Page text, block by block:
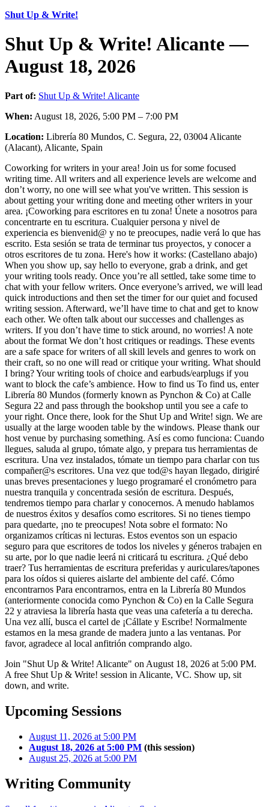
Shut Up & Write!
Shut Up & Write! Alicante —
August 18, 2026
Part of: Shut Up & Write! Alicante
When: August 18, 2026, 5:00 PM – 7:00 PM
Location: Librería 80 Mundos, C. Segura, 22, 03004 Alicante
(Alacant), Alicante, Spain
Coworking for writers in your area! Join us for some focused
writing time. All writers and all experience levels are welcome and
don’t worry, no one will see what you've written. This session is
about getting your writing done and meeting other writers in your
area. ¡Coworking para escritores en tu zona! Únete a nosotros para
concentrarte en tu escritura. Cualquier persona y nivel de
experiencia es bienvenid@ y no te preocupes, nadie verá lo que has
escrito. Esta sesión se trata de terminar tus proyectos, y conocer a
otros escritores de tu zona. Here's how it works: (Castellano abajo)
When you show up, say hello to everyone, grab a drink, and get
your writing tools ready. Once you’re all settled, take some time to
chat with your fellow writers. Once everyone’s arrived, we will lead
quick introductions and then set the timer for our quiet and focused
writing session. Afterward, we’ll have time to chat and get to know
each other. We often talk about our successes and challenges as
writers. If you don’t have time to stick around, no worries! A note
about the format We don’t host critiques or readings. These events
are a safe space for writers of all skill levels and genres to work on
their craft, so no one will read or critique your writing. What should
I bring? Your writing tools of choice and earbuds/earplugs if you
want to block the cafe’s ambience. How to find us To find us, enter
Librería 80 Mundos (formerly known as Pynchon & Co) at Calle
Segura 22 and pass through the bookshop until you see a cafe to
your right. Once there, look for the Shut Up and Write! sign. We are
usually at the large wooden table by the windows. Please thank our
host venue by purchasing something. Así es como funciona: Cuando
llegues, saluda al grupo, tómate algo, y prepara tus herramientas de
escritura. Una vez instalados, tómate un tiempo para charlar con tus
compañer@s escritores. Una vez que tod@s hayan llegado, dirigiré
unas breves presentaciones y luego programaré el cronómetro para
nuestra tranquila y concentrada sesión de escritura. Después,
tendremos tiempo para charlar y conocernos. A menudo hablamos
de nuestros éxitos y desafíos como escritores. Si no tienes tiempo
para quedarte, ¡no te preocupes! Nota sobre el formato: No
organizamos críticas ni lecturas. Estos eventos son un espacio
seguro para que escritores de todos los niveles y géneros trabajen en
su arte, por lo que nadie leerá ni criticará tu escritura. ¿Qué debo
traer? Tus herramientas de escritura preferidas y auriculares/tapones
para los oídos si quieres aislarte del ambiente del café. Cómo
encontrarnos Para encontrarnos, entra en la Librería 80 Mundos
(anteriormente conocida como Pynchon & Co) en la Calle Segura
22 y atraviesa la librería hasta que veas una cafetería a tu derecha.
Una vez allí, busca el cartel de ¡Cállate y Escribe! Normalmente
estamos en la mesa grande de madera junto a las ventanas. Por
favor, agradece al local anfitrión comprando algo.
Join "Shut Up & Write! Alicante" on August 18, 2026 at 5:00 PM.
A free Shut Up & Write! session in Alicante, VC. Show up, sit
down, and write.
Upcoming Sessions
August 11, 2026 at 5:00 PM
August 18, 2026 at 5:00 PM (this session)
August 25, 2026 at 5:00 PM
Writing Community